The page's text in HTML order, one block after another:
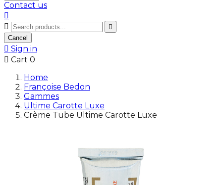
Contact us



Cancel
 Sign in
 Cart 0
Home
Françoise Bedon
Gammes
Ultime Carotte Luxe
Crème Tube Ultime Carotte Luxe